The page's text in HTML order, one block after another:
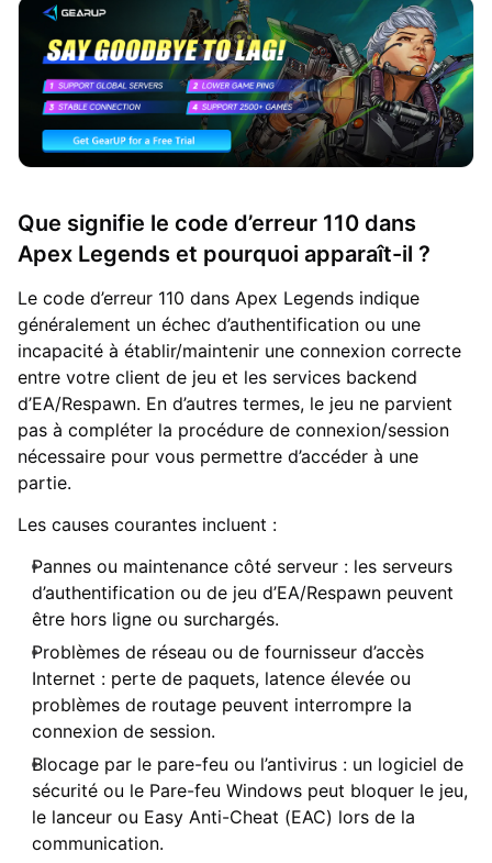
Que signifie le code d’erreur 110 dans
Apex Legends et pourquoi apparaît-il ?
Le code d’erreur 110 dans Apex Legends indique
généralement un échec d’authentification ou une
incapacité à établir/maintenir une connexion correcte
entre votre client de jeu et les services backend
d’EA/Respawn. En d’autres termes, le jeu ne parvient
pas à compléter la procédure de connexion/session
nécessaire pour vous permettre d’accéder à une
partie.
Les causes courantes incluent :
Pannes ou maintenance côté serveur : les serveurs
d’authentification ou de jeu d’EA/Respawn peuvent
être hors ligne ou surchargés.
Problèmes de réseau ou de fournisseur d’accès
Internet : perte de paquets, latence élevée ou
problèmes de routage peuvent interrompre la
connexion de session.
Blocage par le pare-feu ou l’antivirus : un logiciel de
sécurité ou le Pare-feu Windows peut bloquer le jeu,
le lanceur ou Easy Anti-Cheat (EAC) lors de la
communication.